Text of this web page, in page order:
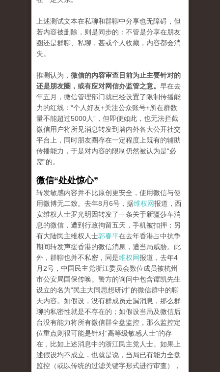
上述测试文本在私聊和群聊中分享也无障碍，但
若内容被删除，则是同步的：不管是分享在朋友
圈还是群聊、私聊，甚或个人收藏，内容都会消
失。
推测认为， 微信的内容审查目前为止主要针对的
还是朋友圈，或有应对网信办监管之意。 早在去
年五月，微信管理部门就已经设置了限制传播能
力的红线：“个人好友+关注公众账号+所在群数
量不能超过5000人”，但即便如此，也无法拦截
微信用户将所见消息转发到墙内外各大公开社交
平台上，同时朋友圈存在一定程度上既有的辅助
传播能力，于是对内容的限制仍然被认为是“必
需”的。
微信“处处惊心”
转发敏感内容并不比原创更安全，使用微信与使
用微博无二致。去年8月6号，据维权网报道，西
安维权人士罗光明因转发了一条关于新疆莎车消
息的微信，遭到行政拘留五天，手机被扣押；另
有大陆民主维权人士郭春平在去年香港占中抗争
期间转发声援香港的微信消息，遭当局威胁。此
外，群聊也并不私密，同是维权网报道，去年4
月2号，中国民主党浙江委员会数位成员被杭州
市公安局国保传唤。警方的询问中包含谭凯先生
设立的名为“民主大同思想研讨”的微信群中的聊
天内容。如假设，没有群成员走漏消息，那么群
聊的私密性就是不存在的；如假设当局及微信后
台没有能力将所有微信群全盘监控，那么监控定
位重点则很可能是针对“高等级敏感人士”的存
在，比如上述消息中的浙江民主党人士。如果上
述假设均不成立，也就是说，当局已有能力全盘
监控（或以传统的过滤关键字形式进行审查），